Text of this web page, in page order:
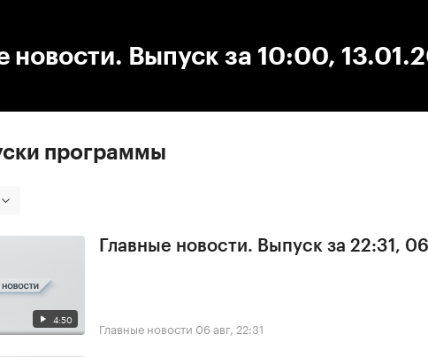
новости. Выпуск за 10:00,
программы
4:50
Главные новости. Выпуск за 22:31,
Главные новости 06 авг, 22:31